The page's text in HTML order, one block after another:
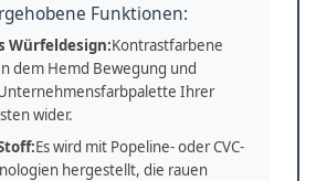
Funktionen:
Würfeldesign:Kontrastfarbene
dem Hemd Bewegung und
Ihrer
wider.
Es wird mit Popeline- oder CVC-
hergestellt, die rauen